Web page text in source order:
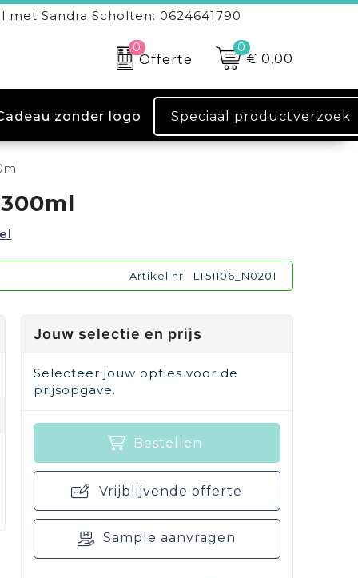
met Sandra Scholten: 0624641790
0
Offerte
0
€ 0,00
zonder logo Speciaal productverzoek
Artikel nr. LT51106_N0201
Jouw selectie en prijs
Selecteer jouw opties voor de
prijsopgave.
Bestellen
Vrijblijvende offerte
Sample aanvragen